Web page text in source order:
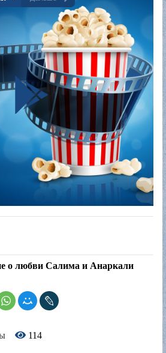
о любви Салима и Анаркали
114